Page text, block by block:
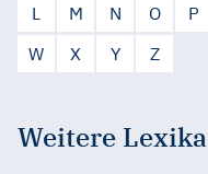
L
M N O P
W
X Y Z
Weitere Lexika